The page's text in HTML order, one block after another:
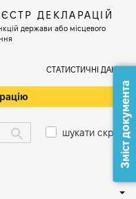
ДЕКЛАРАЦІЙ
держави або місцевого
СТАТИСТИЧНІ ДАНІ
шукати скрізьЗміст документа